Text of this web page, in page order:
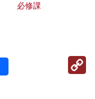
必修課